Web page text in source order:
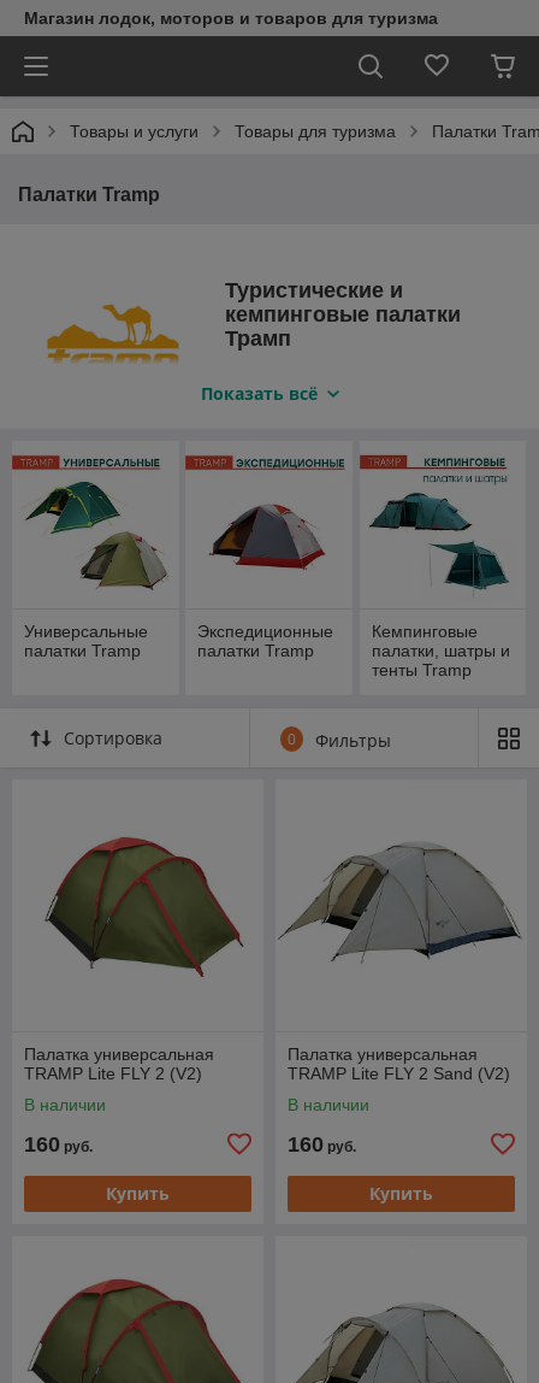
Магазин лодок, моторов и товаров для туризма
Товары и услуги Товары для туризма Палатки
Палатки Tramp
Туристические и
кемпинговые палатки
Трамп
под брендом TRAMP уже много лет
путешественников и любителей активного отдыха.
Специалисты компании постоянно анализируют
потребительский рынок, используют передовые технологии
и современные материалы, разрабатывают новые модели и
контролируют качество.
широкий выбор туристических палаток Tramp, у нас вы
можете купить как небольшую одноместную так и
вместительную четырехместную палатку от компании
В интернет-магазине BoatShop.by вы можете подобрать и
купить палатку Tramp с доставкой по Минску или в любой
Показать всё
Универсальные
палатки Tramp
Экспедиционные
палатки Tramp
Кемпинговые
палатки, шатры и
тенты Tramp
Сортировка 0 Фильтры
Палатка универсальная
TRAMP Lite FLY 2 (V2)
В наличии
160 руб.
Купить
Палатка универсальная
TRAMP Lite FLY 2 Sand (V2)
В наличии
160 руб.
Купить